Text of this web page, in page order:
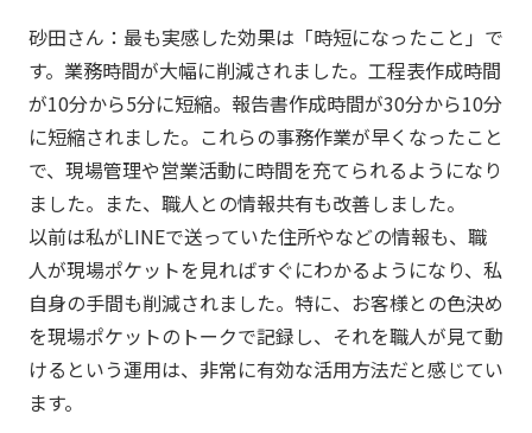
砂田さん：最も実感した効果は「時短になったこと」で
す。業務時間が大幅に削減されました。工程表作成時間
が10分から5分に短縮。報告書作成時間が30分から10分
に短縮されました。これらの事務作業が早くなったこと
で、現場管理や営業活動に時間を充てられるようになり
ました。また、職人との情報共有も改善しました。
以前は私がLINEで送っていた住所やなどの情報も、職
人が現場ポケットを見ればすぐにわかるようになり、私
自身の手間も削減されました。特に、お客様との色決め
を現場ポケットのトークで記録し、それを職人が見て動
けるという運用は、非常に有効な活用方法だと感じてい
ます。